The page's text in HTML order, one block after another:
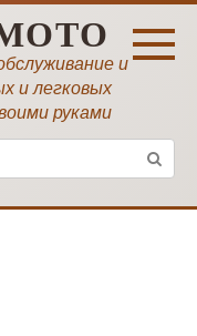
и
и легковых
руками